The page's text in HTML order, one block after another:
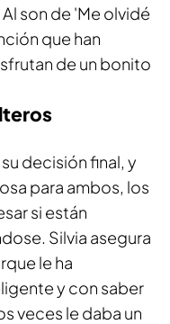
son de 'Me olvidé
que han
de un bonito
decisión final, y
para ambos, los
si están
Silvia asegura
le ha
y con saber
veces le daba un